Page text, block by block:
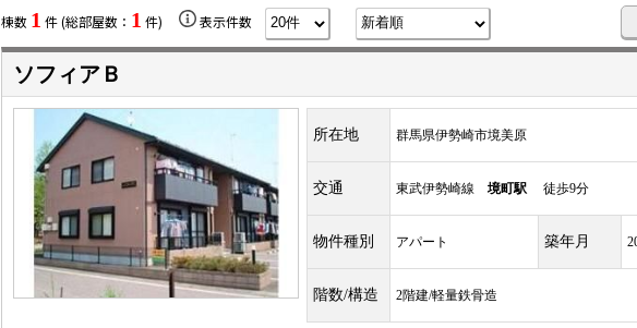
棟数 1 件 (総部屋数： 1 件) 表示件数
ソフィアＢ
所在地 群馬県伊勢崎市境美原
交通 東武伊勢崎線 境町駅徒歩9分
物件種別 アパート 築年月
階数/構造 2階建/軽量鉄骨造